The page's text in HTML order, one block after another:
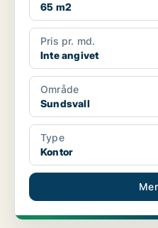
65 m2
Pris pr. md.
Inte angivet
Område
Sundsvall
Type
Kontor